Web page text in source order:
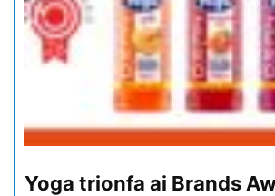
Yoga trionfa ai Brands